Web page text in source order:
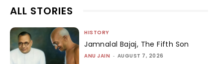
ALL STORIES
HISTORY
Jamnalal Bajaj, The Fifth Son
ANU JAIN - AUGUST 7, 2026